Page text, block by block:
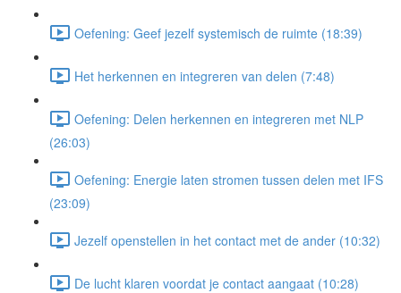
Oefening: Geef jezelf systemisch de ruimte (18:39)
Het herkennen en integreren van delen (7:48)
Oefening: Delen herkennen en integreren met NLP
(26:03)
Oefening: Energie laten stromen tussen delen met IFS
(23:09)
Jezelf openstellen in het contact met de ander (10:32)
De lucht klaren voordat je contact aangaat (10:28)